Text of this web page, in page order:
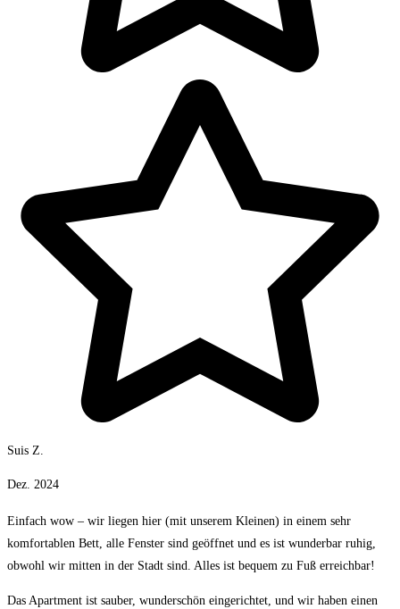
Suis Z.
Dez. 2024
Einfach wow – wir liegen hier (mit unserem Kleinen) in einem sehr
komfortablen Bett, alle Fenster sind geöffnet und es ist wunderbar ruhig,
obwohl wir mitten in der Stadt sind. Alles ist bequem zu Fuß erreichbar!
Das Apartment ist sauber, wunderschön eingerichtet, und wir haben einen